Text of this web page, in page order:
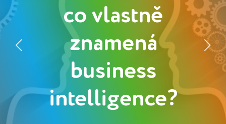
English
Deutsch
Polski
co vlastně
znamená
business
intelligence?